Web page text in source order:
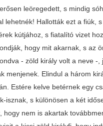
leöregedett, s mindig
lehetnék! Hallották ezt a fiúk,
kútjához, s fiatalító vizet
hogy mit akarnak, s az
- zöld király volt a neve -,
menjenek. Elindul a három
Estére kelve betérnek egy
isznak, s különösen a két
hogy nem is akartak